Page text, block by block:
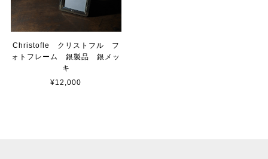
Christofle クリストフル フ
ォトフレーム 銀製品 銀メッ
キ
¥12,000